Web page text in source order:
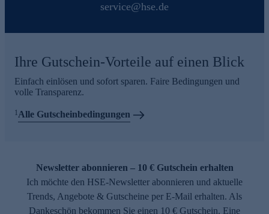
service@hse.de
Ihre Gutschein-Vorteile auf einen Blick
Einfach einlösen und sofort sparen. Faire Bedingungen und
volle Transparenz.
1 Alle Gutscheinbedingungen
Newsletter abonnieren – 10 € Gutschein erhalten
Ich möchte den HSE-Newsletter abonnieren und aktuelle
Trends, Angebote & Gutscheine per E-Mail erhalten. Als
Dankeschön bekommen Sie einen 10 € Gutschein. Eine